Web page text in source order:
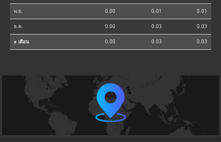
พ.ย. 0.00 0.01 0.01
ธ.ค. 0.00 0.03 0.03
⌀ เดือน 0.00 0.03 0.03